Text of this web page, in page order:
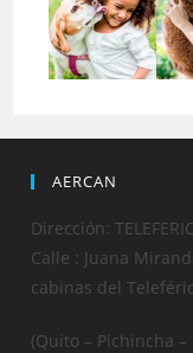
AERCAN
Dirección:
Calle : Juana
cabinas del
(Quito – Pichincha –